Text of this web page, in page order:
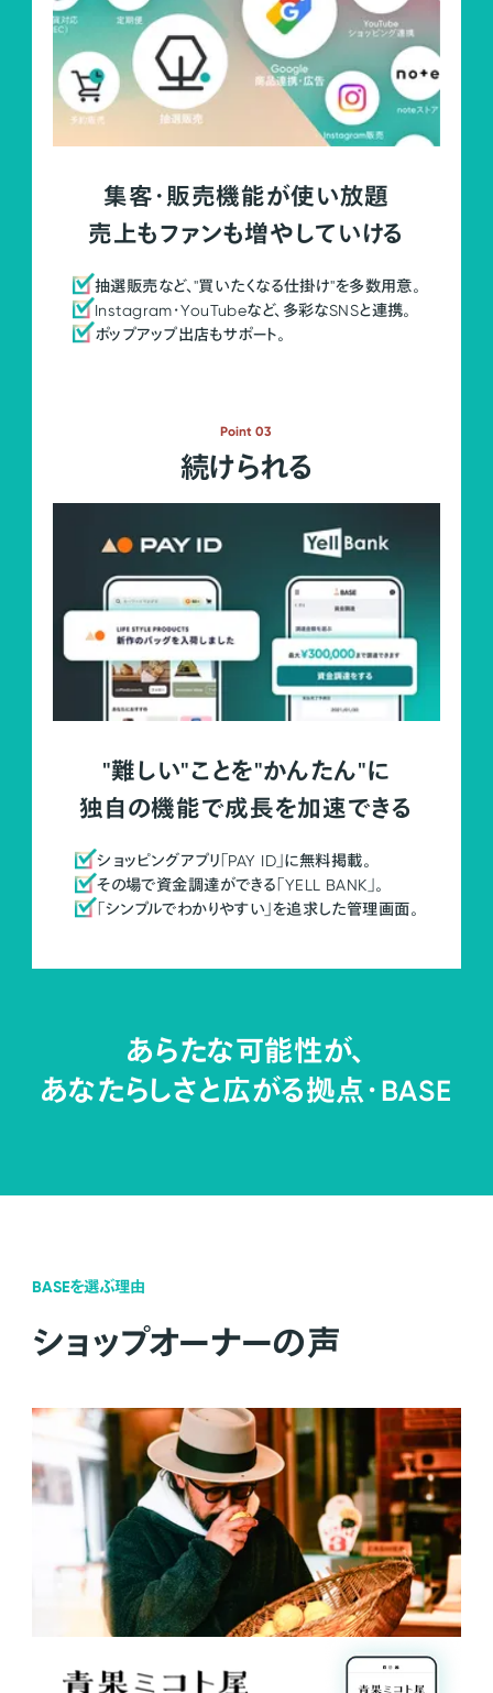
集客・販売機能が使い放題
売上もファンも増やしていける
抽選販売など、"買いたくなる仕掛け"を多数用意。
Instagram・YouTubeなど、多彩なSNSと連携。
ポップアップ出店もサポート。
Point 03
続けられる
"難しい"ことを"かんたん"に
独自の機能で成長を加速できる
ショッピングアプリ「PAY ID」に無料掲載。
その場で資金調達ができる「YELL BANK」。
「シンプルでわかりやすい」を追求した管理画面。
あらたな可能性が、
あなたらしさと広がる拠点・BASE
BASEを選ぶ理由
ショップオーナーの声